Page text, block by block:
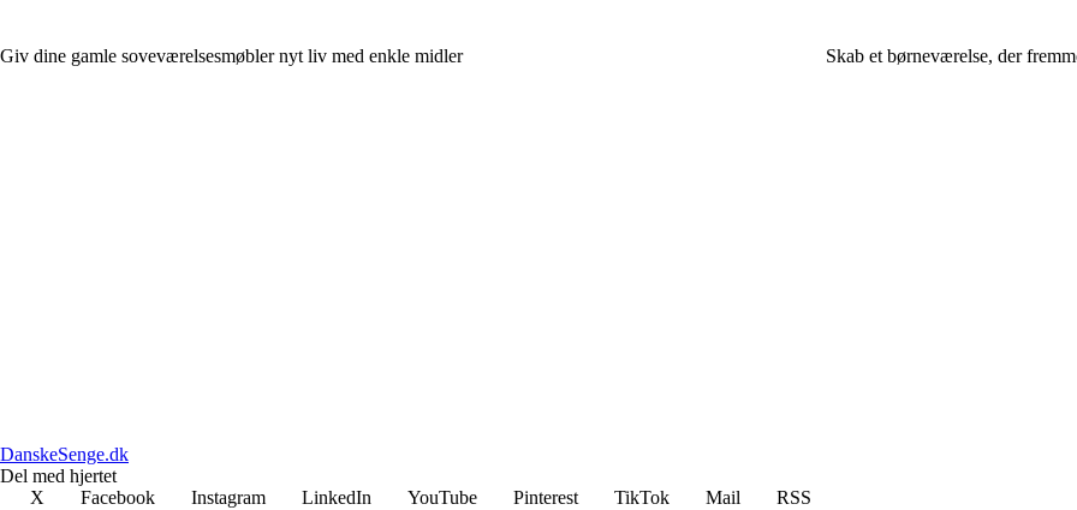
Giv dine gamle soveværelsesmøbler nyt liv med enkle midler Skab et børneværelse, der
DanskeSenge.dk
Del med hjertet
X
Facebook Instagram LinkedIn YouTube Pinterest TikTok Mail
RSS